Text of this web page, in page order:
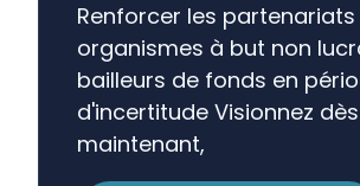
Renforcer les
organismes à but non
bailleurs de fonds en
d'incertitude Visionnez dès
maintenant,